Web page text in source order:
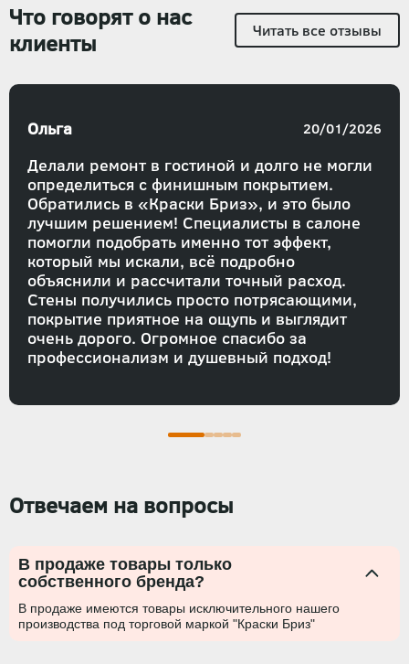
Что говорят о нас
клиенты
Читать все отзывы
Делали ремонт в гостиной и долго не могли
определиться с финишным покрытием.
Обратились в «Краски Бриз», и это было
лучшим решением! Специалисты в салоне
помогли подобрать именно тот эффект,
который мы искали, всё подробно
объяснили и рассчитали точный расход.
Стены получились просто потрясающими,
покрытие приятное на ощупь и выглядит
очень дорого. Огромное спасибо за
профессионализм и душевный подход!
Ольга 20/01/2026
Отвечаем на вопросы
В продаже товары только
собственного бренда?
В продаже имеются товары исключительного нашего
производства под торговой маркой "Краски Бриз"